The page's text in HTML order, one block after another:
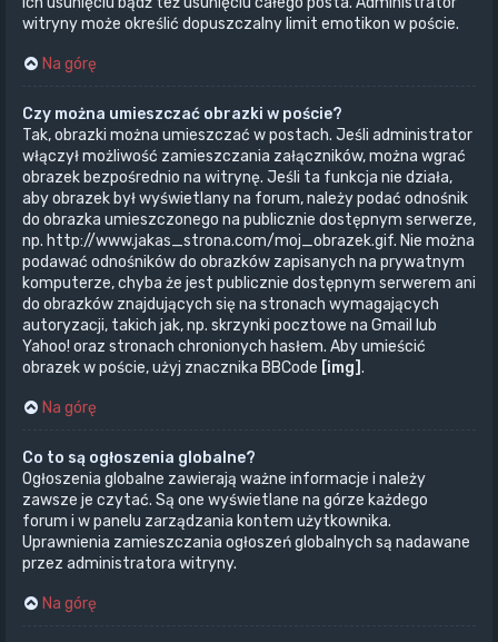
witryny może określić dopuszczalny limit emotikon w poście.
Na górę
Czy można umieszczać obrazki w poście?
Tak, obrazki można umieszczać w postach. Jeśli administrator
włączył możliwość zamieszczania załączników, można wgrać
obrazek bezpośrednio na witrynę. Jeśli ta funkcja nie działa,
aby obrazek był wyświetlany na forum, należy podać odnośnik
do obrazka umieszczonego na publicznie dostępnym serwerze,
np. http://www.jakas_strona.com/moj_obrazek.gif. Nie można
podawać odnośników do obrazków zapisanych na prywatnym
komputerze, chyba że jest publicznie dostępnym serwerem ani
do obrazków znajdujących się na stronach wymagających
autoryzacji, takich jak, np. skrzynki pocztowe na Gmail lub
Yahoo! oraz stronach chronionych hasłem. Aby umieścić
obrazek w poście, użyj znacznika BBCode [img].
Na górę
Co to są ogłoszenia globalne?
Ogłoszenia globalne zawierają ważne informacje i należy
zawsze je czytać. Są one wyświetlane na górze każdego
forum i w panelu zarządzania kontem użytkownika.
Uprawnienia zamieszczania ogłoszeń globalnych są nadawane
przez administratora witryny.
Na górę